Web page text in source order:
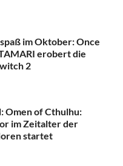
im Oktober: Once
erobert die
2
Omen of Cthulhu:
im Zeitalter der
startet